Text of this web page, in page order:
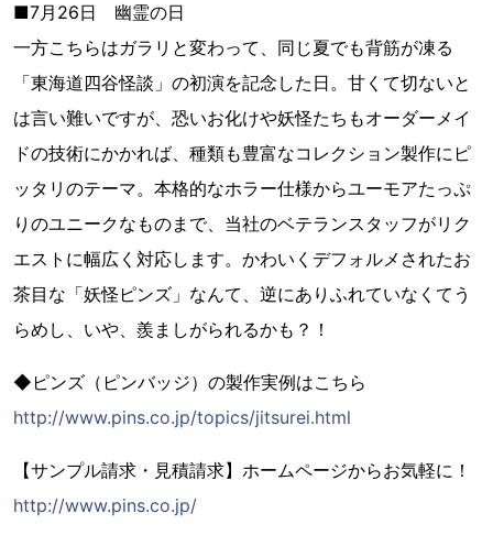
■7月26日 幽霊の日
一方こちらはガラリと変わって、同じ夏でも背筋が凍る
「東海道四谷怪談」の初演を記念した日。甘くて切ないと
は言い難いですが、恐いお化けや妖怪たちもオーダーメイ
ドの技術にかかれば、種類も豊富なコレクション製作にピ
ッタリのテーマ。本格的なホラー仕様からユーモアたっぷ
りのユニークなものまで、当社のベテランスタッフがリク
エストに幅広く対応します。かわいくデフォルメされたお
茶目な「妖怪ピンズ」なんて、逆にありふれていなくてう
らめし、いや、羨ましがられるかも？！
◆ピンズ（ピンバッジ）の製作実例はこちら
http://www.pins.co.jp/topics/jitsurei.html
【サンプル請求・見積請求】ホームページからお気軽に！
http://www.pins.co.jp/